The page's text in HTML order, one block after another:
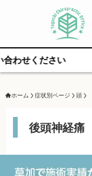
ホーム 症状別ページ 頭
後頭神経痛